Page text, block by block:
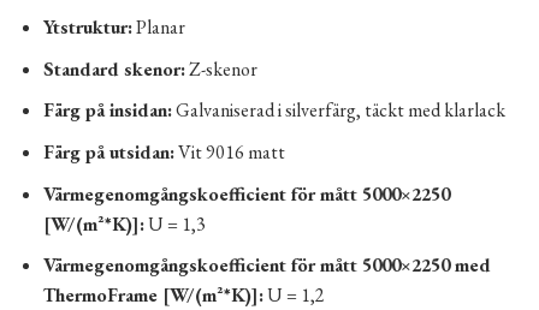
Ytstruktur:Planar
Standard skenor:Z-skenor
Färg på insidan:Galvaniserad i silverfärg, täckt med klarlack
Färg på utsidan:Vit 9016 matt
Värmegenomgångskoefficient för mått 5000×2250
[W/(m²*K)]:U = 1,3
Värmegenomgångskoefficient för mått 5000×2250 med
ThermoFrame [W/(m²*K)]:U = 1,2